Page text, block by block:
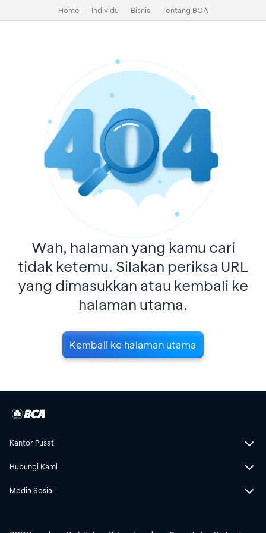
Home Individu Bisnis Tentang BCA
Wah, halaman yang kamu cari
tidak ketemu. Silakan periksa URL
yang dimasukkan atau kembali ke
halaman utama.
Kembali ke halaman utama
Kantor Pusat
Hubungi Kami
Media Sosial